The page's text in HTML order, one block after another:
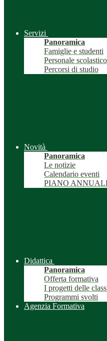
Servizi
Panoramica
Famiglie e studenti
Personale scolastico
Percorsi di studio
Novità
Panoramica
Le notizie
Calendario eventi
PIANO
Didattica
Panoramica
Offerta formativa
I progetti delle
Programmi svolti
Agenzia Formativa